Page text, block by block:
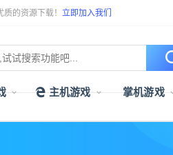
的资源下载！ 立即加入我们
主机游戏 掌机游戏